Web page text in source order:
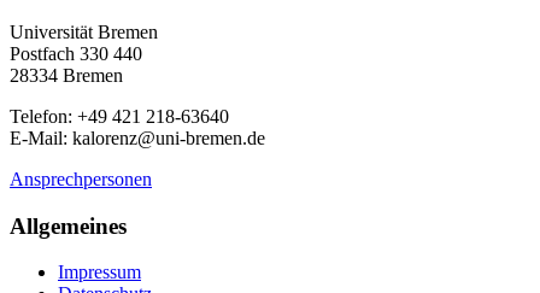
Universität Bremen
Postfach 330 440
28334 Bremen
Telefon: +49 421 218-63640
E-Mail: kalorenz@uni-bremen.de
Ansprechpersonen
Allgemeines
Impressum